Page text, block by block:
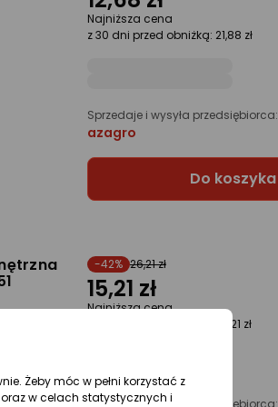
Najniższa cena
z 30 dni przed obniżką: 21,88 zł
Sprzedaje i wysyła przedsiębiorca:
azagro
Do koszyka
-42% 26,21 zł
15,21 zł
Najniższa cena
z 30 dni przed obniżką: 26,21 zł
Sprzedaje i wysyła przedsiębiorca:
Żeby móc w pełni korzystać z
w celach statystycznych i